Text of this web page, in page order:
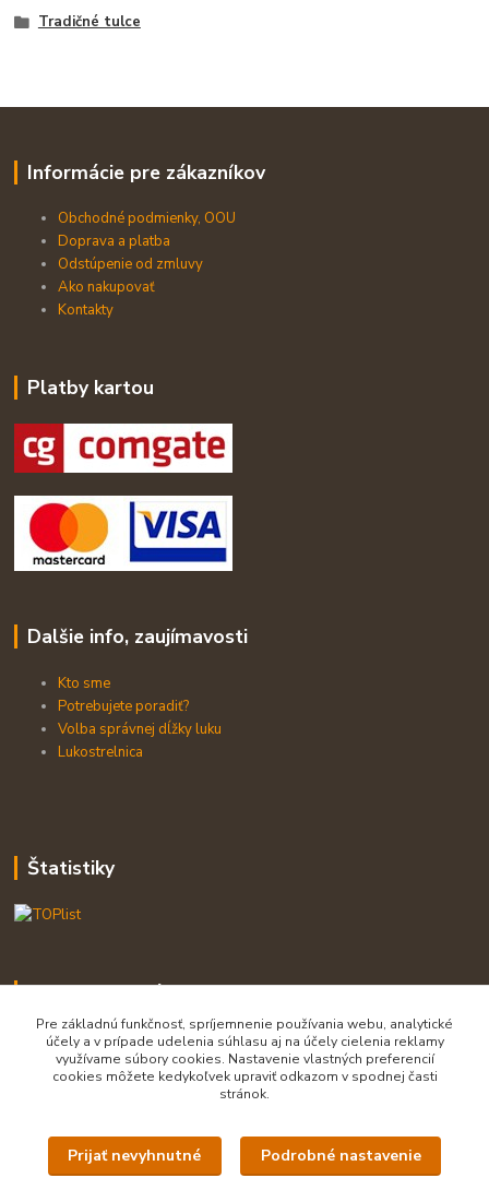
Tradičné tulce
Informácie pre zákazníkov
Obchodné podmienky, OOU
Doprava a platba
Odstúpenie od zmluvy
Ako nakupovať
Kontakty
Platby kartou
Dalšie info, zaujímavosti
Kto sme
Potrebujete poradiť?
Volba správnej dĺžky luku
Lukostrelnica
Štatistiky
Kontaktujte nás:
predajňa 0903 775 630, majiteľ 0903 455 630
Pre základnú funkčnosť, spríjemnenie používania webu, analytické
účely a v prípade udelenia súhlasu aj na účely cielenia reklamy
využívame súbory cookies. Nastavenie vlastných preferencií
cookies môžete kedykoľvek upraviť odkazom v spodnej časti
stránok.
Prijať nevyhnutné Podrobné nastavenie